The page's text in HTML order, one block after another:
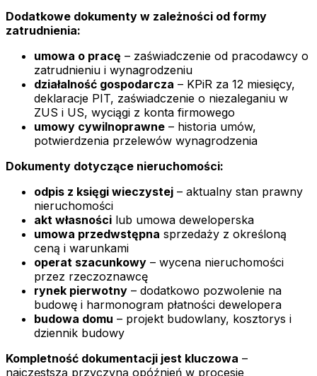
Dodatkowe dokumenty w zależności od formy
zatrudnienia:
umowa o pracę – zaświadczenie od pracodawcy o
zatrudnieniu i wynagrodzeniu
działalność gospodarcza – KPiR za 12 miesięcy,
deklaracje PIT, zaświadczenie o niezaleganiu w
ZUS i US, wyciągi z konta firmowego
umowy cywilnoprawne – historia umów,
potwierdzenia przelewów wynagrodzenia
Dokumenty dotyczące nieruchomości:
odpis z księgi wieczystej – aktualny stan prawny
nieruchomości
akt własności lub umowa deweloperska
umowa przedwstępna sprzedaży z określoną
ceną i warunkami
operat szacunkowy – wycena nieruchomości
przez rzeczoznawcę
rynek pierwotny – dodatkowo pozwolenie na
budowę i harmonogram płatności dewelopera
budowa domu – projekt budowlany, kosztorys i
dziennik budowy
Kompletność dokumentacji jest kluczowa –
najczęstszą przyczyną opóźnień w procesie